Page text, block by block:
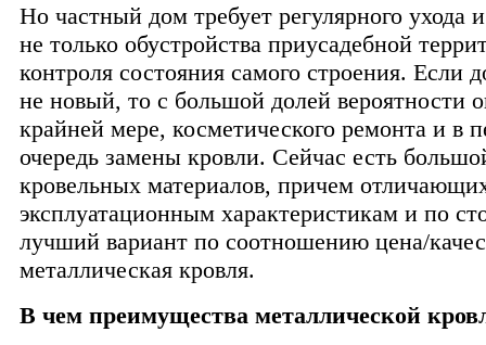
Но частный дом требует регулярного ухода и
не только обустройства приусадебной
контроля состояния самого строения. Если
не новый, то с большой долей вероятности
крайней мере, косметического ремонта и в
очередь замены кровли. Сейчас есть
кровельных материалов, причем
эксплуатационным характеристикам и по
лучший вариант по соотношению цена/
металлическая кровля.
В чем преимущества металлической